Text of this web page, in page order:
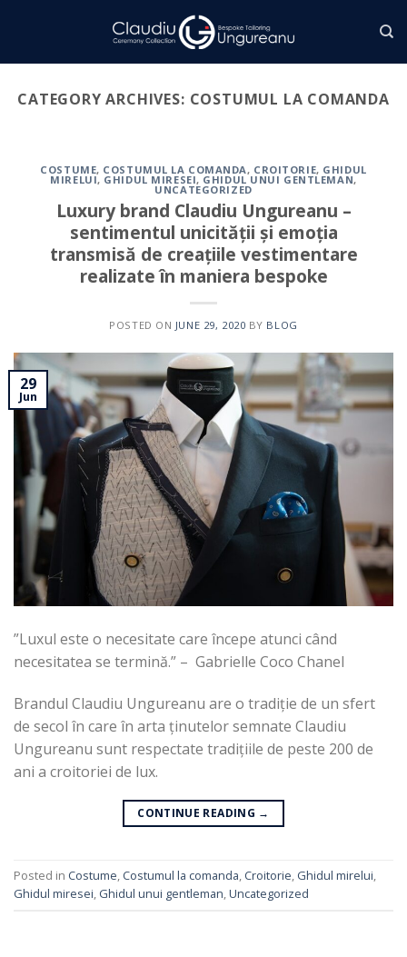
CATEGORY ARCHIVES: COSTUMUL LA COMANDA
COSTUME, COSTUMUL LA COMANDA, CROITORIE, GHIDUL
MIRELUI, GHIDUL MIRESEI, GHIDUL UNUI GENTLEMAN,
UNCATEGORIZED
Luxury brand Claudiu Ungureanu –
sentimentul unicității și emoția
transmisă de creațiile vestimentare
realizate în maniera bespoke
POSTED ON JUNE 29, 2020 BY BLOG
29
Jun
”Luxul este o necesitate care începe atunci când
necesitatea se termină.” – Gabrielle Coco Chanel
Brandul Claudiu Ungureanu are o tradiție de un sfert
de secol în care în arta ținutelor semnate Claudiu
Ungureanu sunt respectate tradițiile de peste 200 de
ani a croitoriei de lux.
CONTINUE READING →
Posted in Costume, Costumul la comanda, Croitorie, Ghidul mirelui,
Ghidul miresei, Ghidul unui gentleman,Uncategorized